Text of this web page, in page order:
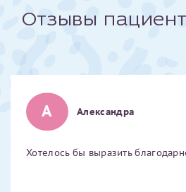
Отзывы
А Александра
Хотелось бы выразить
2022
2023
2025